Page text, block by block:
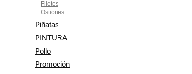
Filetes
Ostiones
Piñatas
PINTURA
Pollo
Promoción